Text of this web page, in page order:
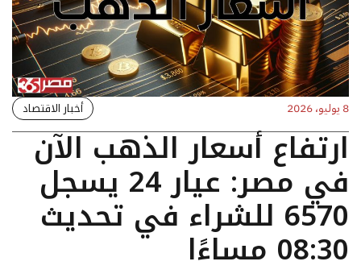
8 يوليو، 2026 أخبار الاقتصاد
ارتفاع أسعار الذهب الآن
في مصر: عيار 24 يسجل
6570 للشراء في تحديث
08:30 مساءًا